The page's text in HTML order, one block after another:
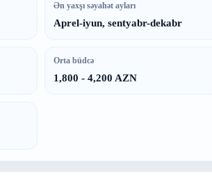
Ən yaxşı səyahət ayları
Aprel-iyun, sentyabr-dekabr
Orta büdcə
1,800 - 4,200 AZN